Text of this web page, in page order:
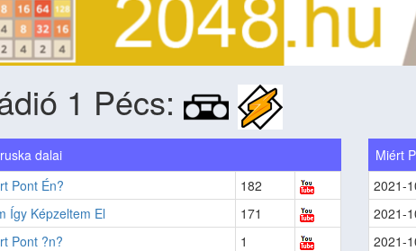
1 Pécs:
dalai
Pont Én?
182
Így Képzeltem El
171
Pont ?n?
1
Miért
2021-
2021-
2021-